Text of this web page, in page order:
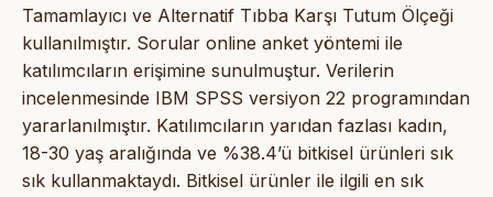
Tamamlayıcı ve Alternatif Tıbba Karşı Tutum Ölçeği
kullanılmıştır. Sorular online anket yöntemi ile
katılımcıların erişimine sunulmuştur. Verilerin
incelenmesinde IBM SPSS versiyon 22 programından
yararlanılmıştır. Katılımcıların yarıdan fazlası kadın,
18-30 yaş aralığında ve %38.4’ü bitkisel ürünleri sık
sık kullanmaktaydı. Bitkisel ürünler ile ilgili en sık